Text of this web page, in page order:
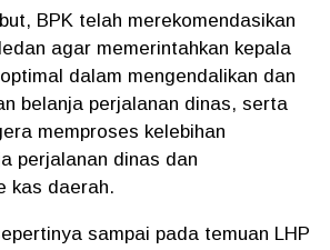
BPK telah merekomendasikan
agar memerintahkan kepala
dalam mengendalikan dan
belanja perjalanan dinas, serta
memproses kelebihan
perjalanan dinas dan
kas daerah.
sampai pada temuan LHP